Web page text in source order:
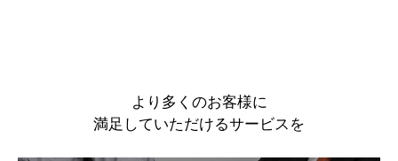
より多くのお客様に
満足していただけるサービスを